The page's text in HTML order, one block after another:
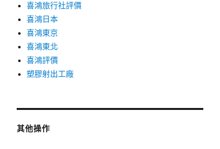
喜鴻旅行社評價
喜鴻日本
喜鴻東京
喜鴻東北
喜鴻評價
塑膠射出工廠
其他操作